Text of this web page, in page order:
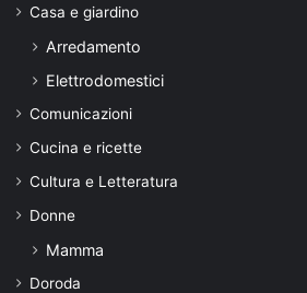
Casa e giardino
Arredamento
Elettrodomestici
Comunicazioni
Cucina e ricette
Cultura e Letteratura
Donne
Mamma
Doroda